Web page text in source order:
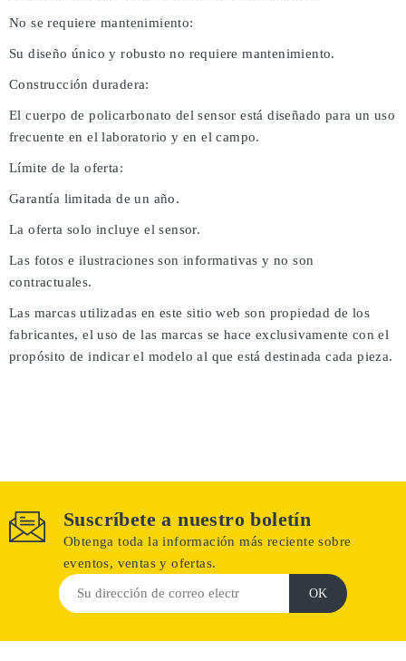
No se requiere mantenimiento:
Su diseño único y robusto no requiere mantenimiento.
Construcción duradera:
El cuerpo de policarbonato del sensor está diseñado para un uso
frecuente en el laboratorio y en el campo.
Límite de la oferta:
Garantía limitada de un año.
La oferta solo incluye el sensor.
Las fotos e ilustraciones son informativas y no son
contractuales.
Las marcas utilizadas en este sitio web son propiedad de los
fabricantes, el uso de las marcas se hace exclusivamente con el
propósito de indicar el modelo al que está destinada cada pieza.
Suscríbete a nuestro boletín
Obtenga toda la información más reciente sobre
eventos, ventas y ofertas.